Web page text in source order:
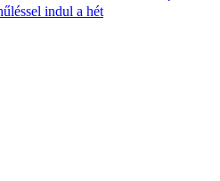
indul a hét